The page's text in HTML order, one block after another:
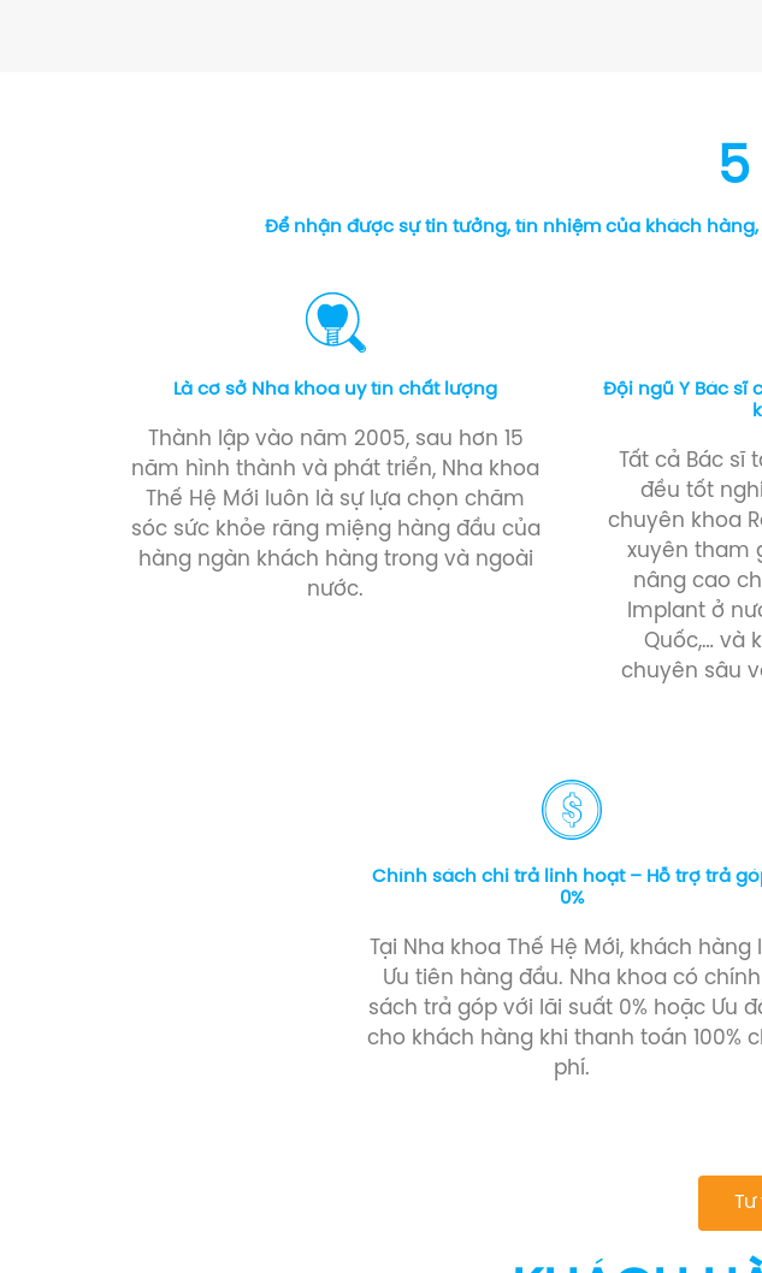
5
Để nhận được sự tin tưởng, tín nhiệm của khách
Là cơ sở Nha khoa uy tín chất lượng
Thành lập vào năm 2005, sau hơn 15
năm hình thành và phát triển, Nha khoa
Thế Hệ Mới luôn là sự lựa chọn chăm
sóc sức khỏe răng miệng hàng đầu của
hàng ngàn khách hàng trong và ngoài
nước.
Đội ngũ Y Bác sĩ
Tất cả Bác sĩ
đều tốt
chuyên khoa
xuyên tham
nâng cao
Implant ở
Quốc,… và
chuyên sâu
Chính sách chi trả linh hoạt – Hỗ trợ trả
0%
Tại Nha khoa Thế Hệ Mới, khách hàng
Ưu tiên hàng đầu. Nha khoa có chính
sách trả góp với lãi suất 0% hoặc Ưu
cho khách hàng khi thanh toán 100%
phí.